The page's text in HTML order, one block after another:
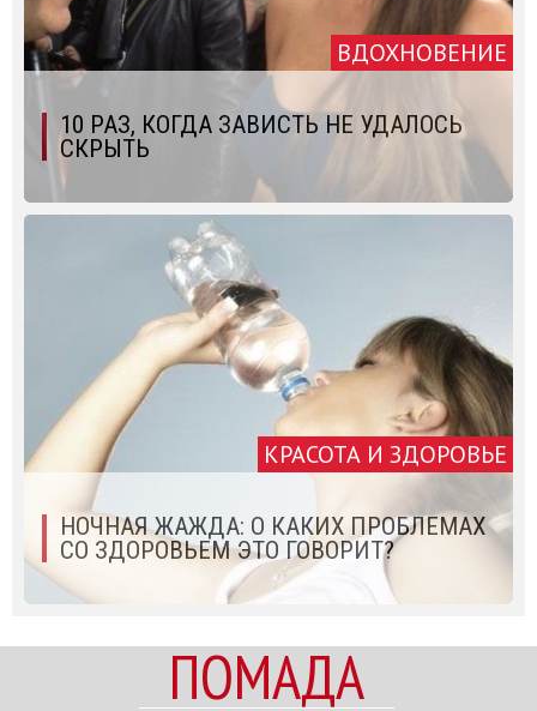
ВДОХНОВЕНИЕ
10 РАЗ, КОГДА ЗАВИСТЬ НЕ УДАЛОСЬ
СКРЫТЬ
КРАСОТА И ЗДОРОВЬЕ
НОЧНАЯ ЖАЖДА: О КАКИХ ПРОБЛЕМАХ
СО ЗДОРОВЬЕМ ЭТО ГОВОРИТ?
ПОМАДА